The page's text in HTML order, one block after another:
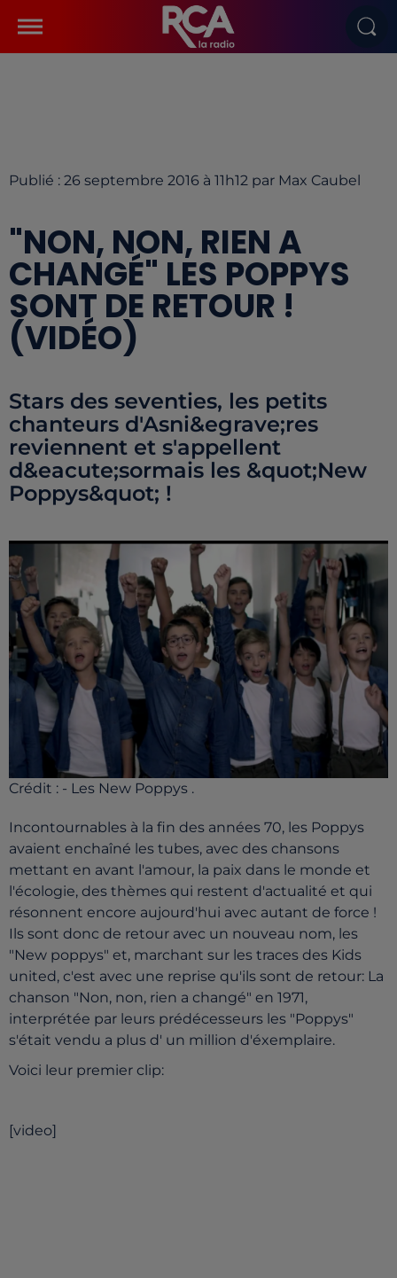
Publié : 26 septembre 2016 à 11h12 par Max Caubel
"NON, NON, RIEN A
CHANGÉ" LES POPPYS
SONT DE RETOUR !
(VIDÉO)
Stars des seventies, les petits
chanteurs d'Asni&egrave;res
reviennent et s'appellent
d&eacute;sormais les &quot;New
Poppys&quot; !
Crédit : - Les New Poppys .
Incontournables à la fin des années 70, les Poppys
avaient enchaîné les tubes, avec des chansons
mettant en avant l'amour, la paix dans le monde et
l'écologie, des thèmes qui restent d'actualité et qui
résonnent encore aujourd'hui avec autant de force !
Ils sont donc de retour avec un nouveau nom, les
"New poppys" et, marchant sur les traces des Kids
united, c'est avec une reprise qu'ils sont de retour: La
chanson "Non, non, rien a changé" en 1971,
interprétée par leurs prédécesseurs les "Poppys"
s'était vendu a plus d' un million d'éxemplaire.
Voici leur premier clip:
[video]